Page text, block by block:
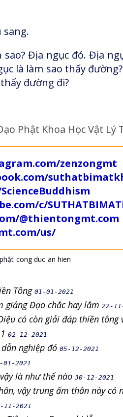
sang.
Địa ngục đó. Địa
là làm sao thấy
đường đi?
Phật Khoa Học Vật Lý
zenzongmt
c/
@thientongmt.com
us/
cong duc an hien
Tông 01-01-2021
giảng Đạo chắc hay lắm 22-
có còn giải đáp thiền tông
02-12-2021
nghiệp đó 05-12-2021
01-2021
là như thế nào 30-12-2021
vậy trung ấm thân này có
11-2021